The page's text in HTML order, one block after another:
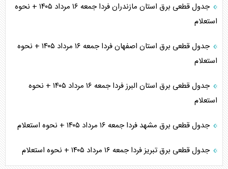
جدول قطعی برق استان مازندران فردا جمعه ۱۶ مرداد ۱۴۰۵ + نحوه
استعلام
جدول قطعی برق استان اصفهان فردا جمعه ۱۶ مرداد ۱۴۰۵ + نحوه
استعلام
جدول قطعی برق استان البرز فردا جمعه ۱۶ مرداد ۱۴۰۵ + نحوه
استعلام
جدول قطعی برق مشهد فردا جمعه ۱۶ مرداد ۱۴۰۵ + نحوه استعلام
جدول قطعی برق تبریز فردا جمعه ۱۶ مرداد ۱۴۰۵ + نحوه استعلام